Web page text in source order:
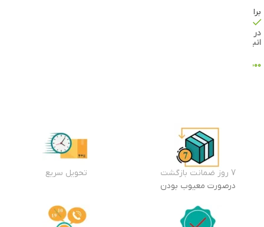
براون
در
انبار
۱۸,۹۴۴,۰۰۰
7 روز ضمانت بازگشت
درصورت معیوب بودن
تحویل سریع